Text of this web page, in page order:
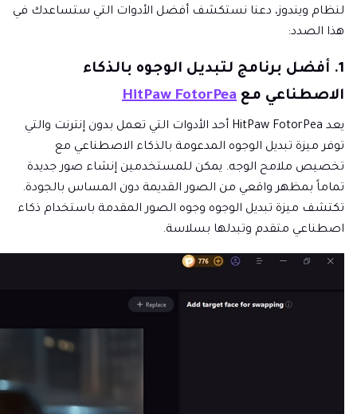
لنظام ويندوز، دعنا نستكشف أفضل الأدوات التي ستساعدك في
هذا الصدد:
1. أفضل برنامج لتبديل الوجوه بالذكاء
الاصطناعي مع HitPaw FotorPea
يعد HitPaw FotorPea أحد الأدوات التي تعمل بدون إنترنت والتي
توفر ميزة تبديل الوجوه المدعومة بالذكاء الاصطناعي مع
تخصيص ملامح الوجه. يمكن للمستخدمين إنشاء صور جديدة
تماماً بمظهر واقعي من الصور القديمة دون المساس بالجودة.
تكتشف ميزة تبديل الوجوه وجوه الصور المقدمة باستخدام ذكاء
اصطناعي متقدم وتبدلها بسلاسة.